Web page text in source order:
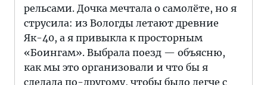
рельсами. Дочка мечтала о самолёте, но я
струсила: из Вологды летают древние
Як-40, а я привыкла к просторным
«Боингам». Выбрала поезд — объясню,
как мы это организовали и что бы я
сделала по-другому, чтобы было легче с